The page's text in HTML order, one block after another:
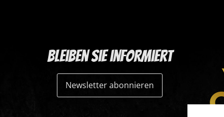
Bleiben Sie informiert
Newsletter abonnieren